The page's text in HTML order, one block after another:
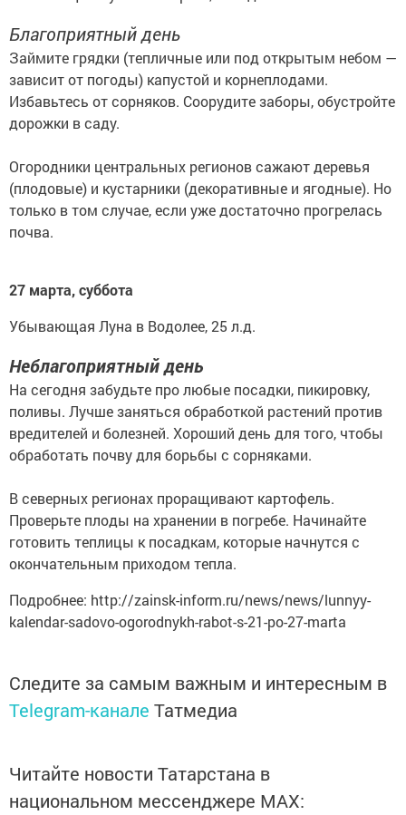
Благоприятный день
Займите грядки (тепличные или под открытым небом —
зависит от погоды) капустой и корнеплодами.
Избавьтесь от сорняков. Соорудите заборы, обустройте
дорожки в саду.
Огородники центральных регионов сажают деревья
(плодовые) и кустарники (декоративные и ягодные). Но
только в том случае, если уже достаточно прогрелась
почва.
27 марта, суббота
Убывающая Луна в Водолее, 25 л.д.
Неблагоприятный день
На сегодня забудьте про любые посадки, пикировку,
поливы. Лучше заняться обработкой растений против
вредителей и болезней. Хороший день для того, чтобы
обработать почву для борьбы с сорняками.
В северных регионах проращивают картофель.
Проверьте плоды на хранении в погребе. Начинайте
готовить теплицы к посадкам, которые начнутся с
окончательным приходом тепла.
Подробнее: http://zainsk-inform.ru/news/news/lunnyy-
kalendar-sadovo-ogorodnykh-rabot-s-21-po-27-marta
Следите за самым важным и интересным в
Telegram-канале Татмедиа
Читайте новости Татарстана в
национальном мессенджере MАХ: